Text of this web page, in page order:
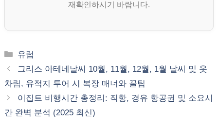
재확인하시기 바랍니다.
카
테
리
유럽
그리스 아테네날씨 10월, 11월, 12월, 1월 날씨 및 옷
차림, 유적지 투어 시 복장 매너와 꿀팁
이집트 비행시간 총정리: 직항, 경유 항공권 및 소요시
간 완벽 분석 (2025 최신)